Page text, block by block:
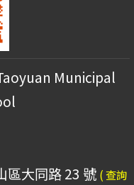
Municipal
區大同路 23 號 ( 查詢